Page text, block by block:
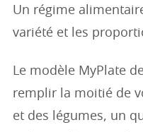
Un régime
variété et les
Le modèle MyPlate
remplir la moitié de
et des légumes, un